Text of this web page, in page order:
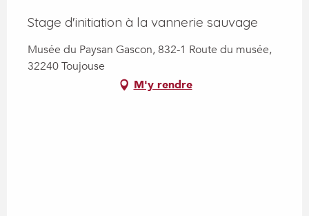
Stage d'initiation à la vannerie sauvage
Musée du Paysan Gascon, 832-1 Route du musée,
32240 Toujouse
M'y rendre